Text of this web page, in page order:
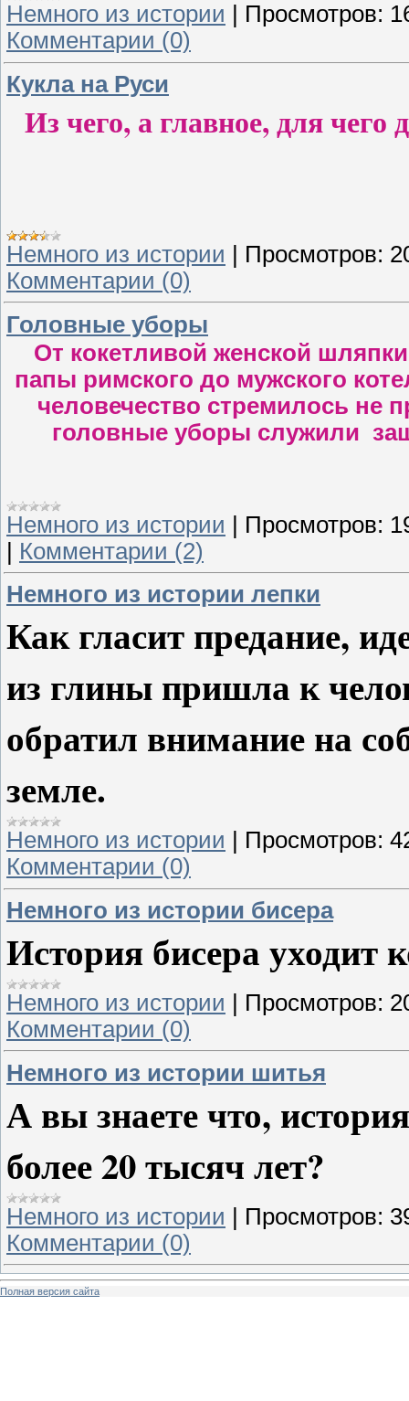
Немного из истории Просмотров:
Комментарии (0)
Кукла на Руси
Из чего, а главное, для чего
Немного из истории Просмотров:
Комментарии (0)
Головные уборы
От кокетливой женской
папы римского до мужского
человечество стремилось не
головные уборы служили
Немного из истории | Просмотров:
| Комментарии (2)
Немного из истории лепки
Как гласит предание,
из глины пришла к
обратил внимание на
земле.
Немного из истории Просмотров:
Комментарии (0)
Немного из истории бисера
История бисера уходит
Немного из истории Просмотров:
Комментарии (0)
Немного из истории шитья
А вы знаете что,
более 20 тысяч лет?
Немного из истории | Просмотров:
Комментарии (0)
Полная версия сайта